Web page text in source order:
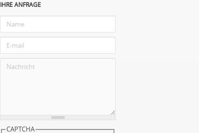
IHRE ANFRAGE
CAPTCHA